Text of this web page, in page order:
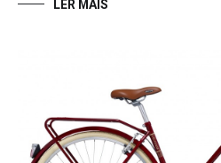
LER MAIS